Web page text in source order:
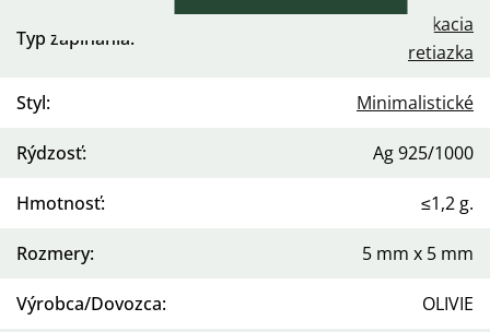
Typ zapínania:
Prevliekacia
retiazka
Styl: Minimalistické
Rýdzosť: Ag 925/1000
Hmotnosť: ≤1,2 g.
Rozmery: 5 mm x 5 mm
Výrobca/Dovozca: OLIVIE